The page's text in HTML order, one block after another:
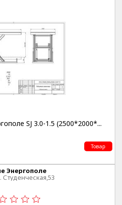
SJ 3.0-1.5 (2500*2000*...
Товар
Энергополе
Студенческая,53